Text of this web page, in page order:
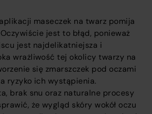
maseczek na twarz pomija
jest to błąd, ponieważ
jest najdelikatniejsza i
wrażliwość tej okolicy twarzy na
się zmarszczek pod oczami
ryzyko ich wystąpienia.
brak snu oraz naturalne procesy
że wygląd skóry wokół oczu